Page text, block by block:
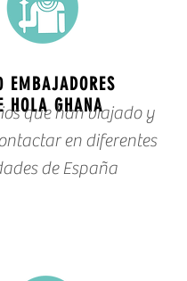
HOLA GHANA
que han viajado y
en diferentes
de España